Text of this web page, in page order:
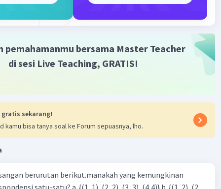
pemahamanmu bersama Master Teacher
di sesi Live Teaching, GRATIS!
gratis sekarang!
kamu bisa tanya soal ke Forum sepuasnya, lho.
berurutan berikut.manakah yang kemungkinan